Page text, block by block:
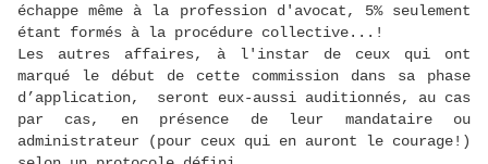
échappe même à la profession d'avocat, 5% seulement
étant formés à la procédure collective...!
Les autres affaires, à l'instar de ceux qui ont
marqué le début de cette commission dans sa phase
d’application, seront eux-aussi auditionnés, au cas
par cas, en présence de leur mandataire ou
administrateur (pour ceux qui en auront le courage!)